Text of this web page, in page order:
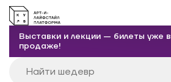
Выставки и лекции — билеты уже в
продаже!